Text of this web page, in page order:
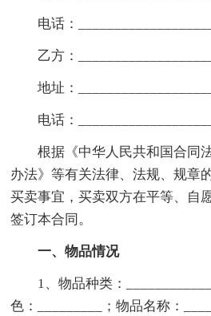
电话：
乙方：
地址：
电话：
根据《中华人民共和国合同
办法》等有关法律、法规、规章
买卖事宜，买卖双方在平等、自
签订本合同。
一、物品情况
1、物品种类：
色：_________；物品名称：